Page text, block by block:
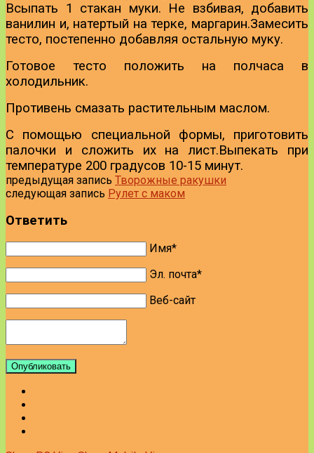
Всыпать 1 стакан муки. Не взбивая, добавить
ванилин и, натертый на терке, маргарин.Замесить
тесто, постепенно добавляя остальную муку.
Готовое тесто положить на полчаса в
холодильник.
Противень смазать растительным маслом.
С помощью специальной формы, приготовить
палочки и сложить их на лист.Выпекать при
температуре 200 градусов 10-15 минут.
предыдущая запись Творожные ракушки
следующая запись Рулет с маком
Ответить
Имя*
Эл. почта*
Веб-сайт
Опубликовать